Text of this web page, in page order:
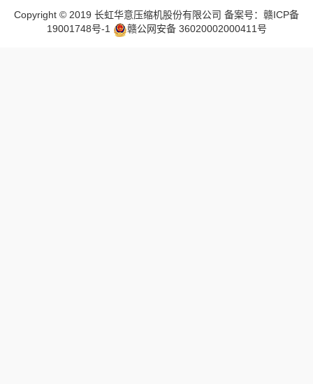
Copyright © 2019 长虹华意压缩机股份有限公司 备案号：赣ICP备
19001748号-1
赣公网安备 36020002000411号